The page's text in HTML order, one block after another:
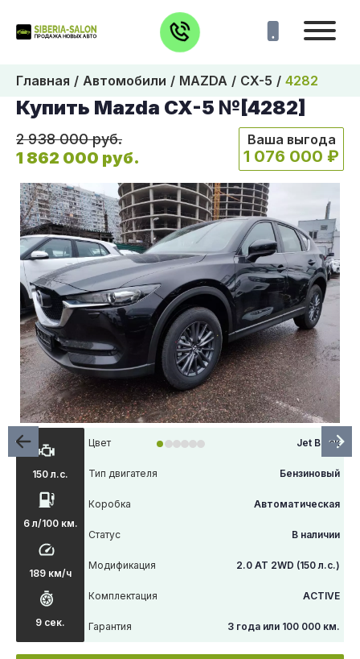
Главная Автомобили MAZDA CX-5 4282
Купить Mazda CX-5 №[4282]
2 938 000 руб.
1 862 000 руб.
Ваша выгода
1 076 000 ₽
150 л.с.
6 л/100 км.
189 км/ч
9 сек.
Цвет Jet Black
Тип двигателя Бензиновый
Коробка Автоматическая
Статус В наличии
Модификация 2.0 AT 2WD (150 л.с.)
Комплектация ACTIVE
Гарантия 3 года или 100 000 км.